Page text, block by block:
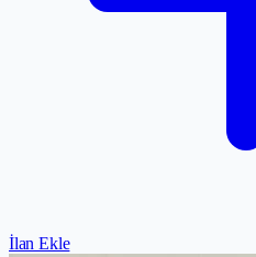
İlan Ekle